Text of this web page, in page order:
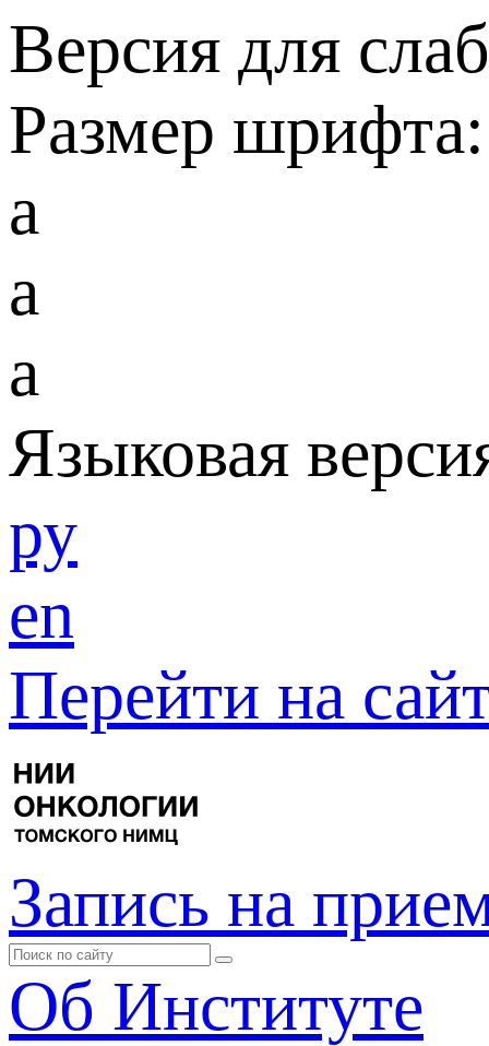
Версия для
Размер шрифта:
a
a
a
Языковая
ру
en
Перейти на
Запись на
Об Институте